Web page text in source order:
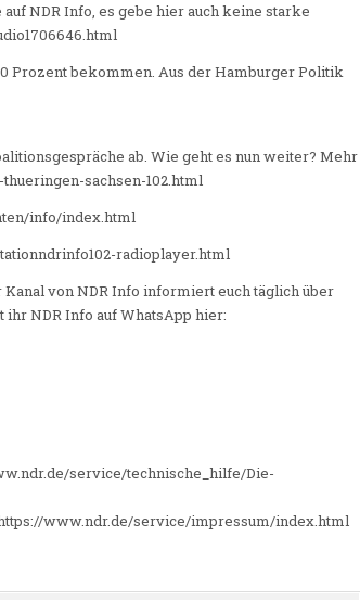
NDR Info, es gebe hier auch keine starke
Prozent bekommen. Aus der Hamburger Politik
ab. Wie geht es nun weiter? Mehr
sachsen-102.html
info/index.html
radioplayer.html
von NDR Info informiert euch täglich über
NDR Info auf WhatsApp hier:
service/technische_hilfe/Die-
www.ndr.de/service/impressum/index.html